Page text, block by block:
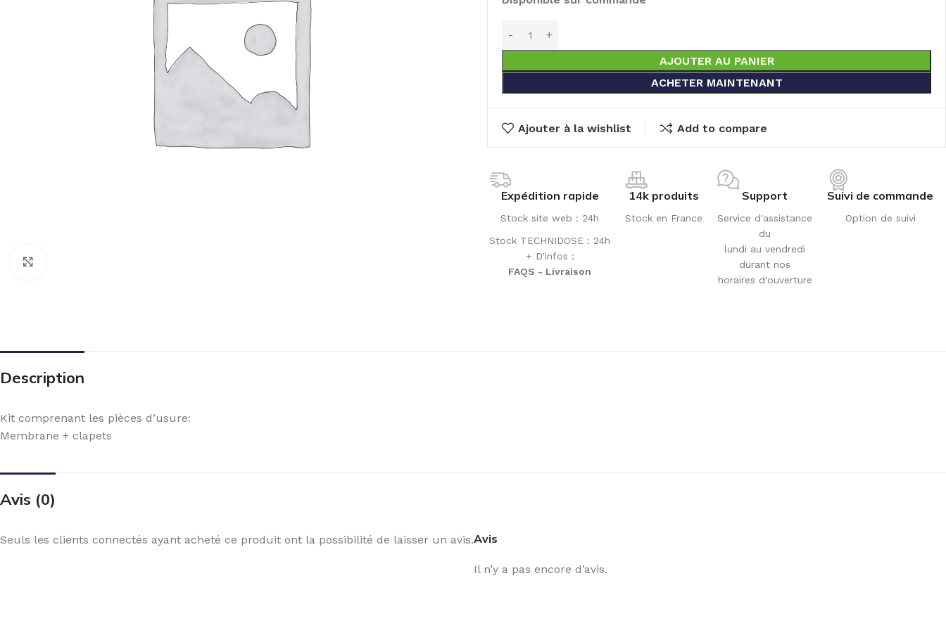
AJOUTER AU PANIER
ACHETER MAINTENANT
Ajouter à la wishlist Add to compare
Expédition rapide
Stock site web : 24h
Stock TECHNIDOSE : 24h
+ D'infos :
FAQS - Livraison
14k produits
Stock en France
Support
Service d'assistance
du
lundi au vendredi
durant nos
horaires d'ouverture
Suivi de commande
Option de suivi
Description
Kit comprenant les pièces d’usure:
Membrane + clapets
Avis (0)
Avis
Il n’y a pas encore d’avis.
Seuls les clients connectés ayant acheté ce produit ont la possibilité de laisser un avis.